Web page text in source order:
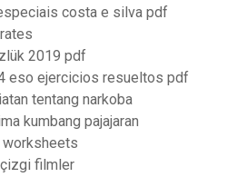
costa e silva pdf
2019 pdf
eso ejercicios resueltos pdf
tentang narkoba
kumbang pajajaran
filmler